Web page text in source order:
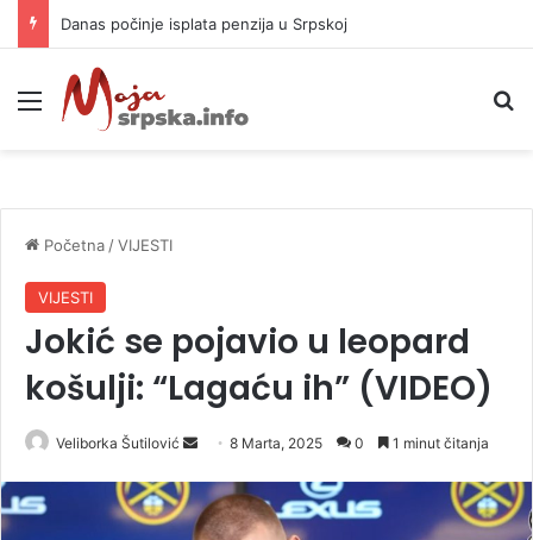
Danas počinje isplata penzija u Srpskoj
Meni
Početna /VIJESTI
VIJESTI
Jokić se pojavio u leopard
košulji: “Lagaću ih” (VIDEO)
Veliborka Šutilović
n
d
8 Marta, 2025 0 1 minut čitanja